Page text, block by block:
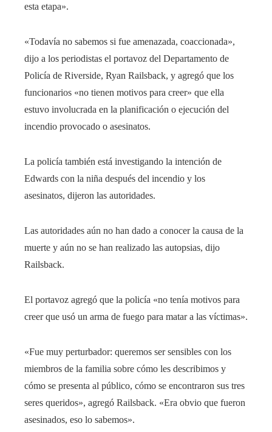
esta etapa».
«Todavía no sabemos si fue amenazada, coaccionada»,
dijo a los periodistas el portavoz del Departamento de
Policía de Riverside, Ryan Railsback, y agregó que los
funcionarios «no tienen motivos para creer» que ella
estuvo involucrada en la planificación o ejecución del
incendio provocado o asesinatos.
La policía también está investigando la intención de
Edwards con la niña después del incendio y los
asesinatos, dijeron las autoridades.
Las autoridades aún no han dado a conocer la causa de la
muerte y aún no se han realizado las autopsias, dijo
Railsback.
El portavoz agregó que la policía «no tenía motivos para
creer que usó un arma de fuego para matar a las víctimas».
«Fue muy perturbador: queremos ser sensibles con los
miembros de la familia sobre cómo les describimos y
cómo se presenta al público, cómo se encontraron sus tres
seres queridos», agregó Railsback. «Era obvio que fueron
asesinados, eso lo sabemos».